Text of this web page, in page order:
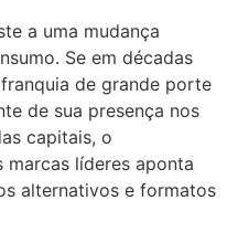
a uma mudança
Se em décadas
de grande porte
de sua presença nos
capitais, o
líderes aponta
alternativos e formatos